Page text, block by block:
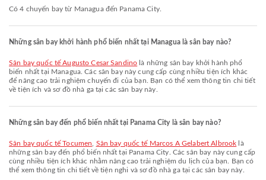
Có 4 chuyến bay từ Managua đến Panama City.
Những sân bay khởi hành phổ biến nhất tại Managua là sân bay nào?
Sân bay quốc tế Augusto Cesar Sandino là những sân bay khởi hành phổ
biến nhất tại Managua. Các sân bay này cung cấp cùng nhiều tiện ích khác
để nâng cao trải nghiệm chuyến đi của bạn. Bạn có thể xem thông tin chi tiết
về tiện ích và sơ đồ nhà ga tại các sân bay này.
Những sân bay đến phổ biến nhất tại Panama City là sân bay nào?
Sân bay quốc tế Tocumen Sân bay quốc tế Marcos A Gelabert Albrook là
những sân bay đến phổ biến nhất tại Panama City. Các sân bay này cung cấp
cùng nhiều tiện ích khác nhằm nâng cao trải nghiệm du lịch của bạn. Bạn có
thể xem thông tin chi tiết về tiện nghi và sơ đồ nhà ga tại các sân bay này.